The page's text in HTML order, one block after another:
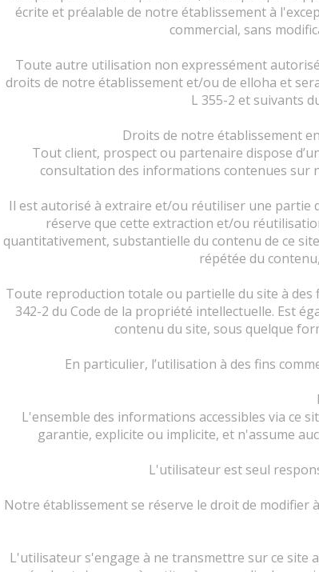
écrite et préalable de notre établissement à
commercial, sans
Toute autre utilisation non expressément
droits de notre établissement et/ou de elloha et
L 355-2 et suivants
Droits de notre établissement
Tout client, prospect ou partenaire dispose
consultation des informations contenues sur
Il est autorisé à extraire et/ou réutiliser une partie
réserve que cette extraction et/ou
quantitativement, substantielle du contenu de ce
répétée du
Toute reproduction totale ou partielle du site à des
342-2 du Code de la propriété intellectuelle. Est
contenu du site, sous quelque
En particulier, l’utilisation à des fins
L'ensemble des informations accessibles via ce
garantie, explicite ou implicite, et n'assume
L'utilisateur est seul
Notre établissement se réserve le droit de
L'utilisateur s'engage à ne transmettre sur ce